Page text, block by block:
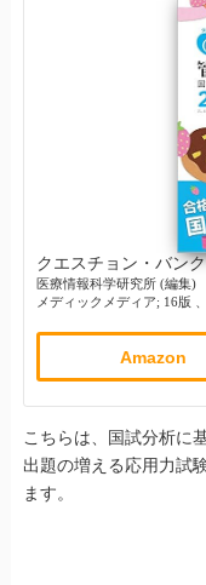
クエスチョン・バン
医療情報科学研究所 (編集)
メディックメディア; 16版
Amazon
こちらは、国試分析に
出題の増える応用力試
ます。